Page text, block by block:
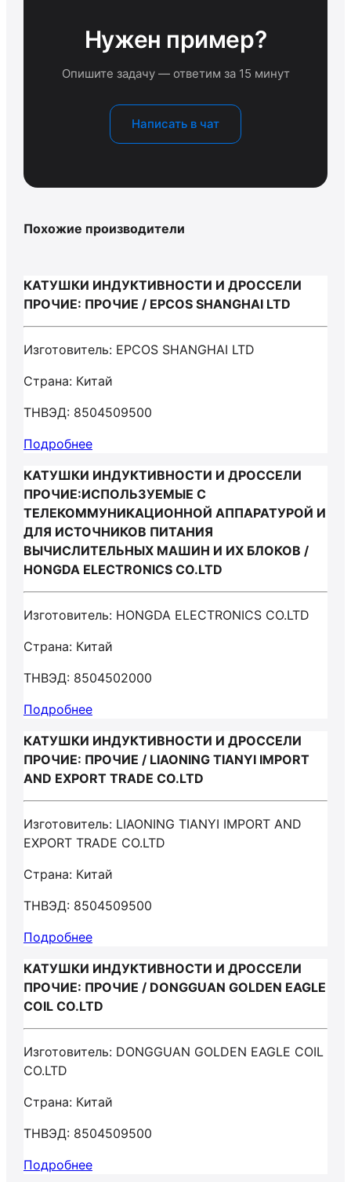
Нужен пример?
Опишите задачу — ответим за 15 минут
Написать в чат
Похожие производители
КАТУШКИ ИНДУКТИВНОСТИ И ДРОССЕЛИ
ПРОЧИЕ: ПРОЧИЕ / EPCOS SHANGHAI LTD
Изготовитель: EPCOS SHANGHAI LTD
Страна: Китай
ТНВЭД: 8504509500
Подробнее
КАТУШКИ ИНДУКТИВНОСТИ И ДРОССЕЛИ
ПРОЧИЕ:ИСПОЛЬЗУЕМЫЕ С
ТЕЛЕКОММУНИКАЦИОННОЙ АППАРАТУРОЙ И
ДЛЯ ИСТОЧНИКОВ ПИТАНИЯ
ВЫЧИСЛИТЕЛЬНЫХ МАШИН И ИХ БЛОКОВ /
HONGDA ELECTRONICS CO.LTD
Изготовитель: HONGDA ELECTRONICS CO.LTD
Страна: Китай
ТНВЭД: 8504502000
Подробнее
КАТУШКИ ИНДУКТИВНОСТИ И ДРОССЕЛИ
ПРОЧИЕ: ПРОЧИЕ / LIAONING TIANYI IMPORT
AND EXPORT TRADE CO.LTD
Изготовитель: LIAONING TIANYI IMPORT AND
EXPORT TRADE CO.LTD
Страна: Китай
ТНВЭД: 8504509500
Подробнее
КАТУШКИ ИНДУКТИВНОСТИ И ДРОССЕЛИ
ПРОЧИЕ: ПРОЧИЕ / DONGGUAN GOLDEN EAGLE
COIL CO.LTD
Изготовитель: DONGGUAN GOLDEN EAGLE COIL
CO.LTD
Страна: Китай
ТНВЭД: 8504509500
Подробнее